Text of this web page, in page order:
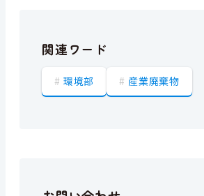
関連ワード
環境部 産業廃棄物